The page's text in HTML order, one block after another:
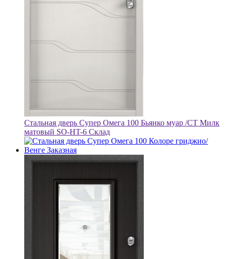
Стальная дверь Супер Омега 100 Бьянко муар /СТ Милк
матовый SO-HT-6 Склад